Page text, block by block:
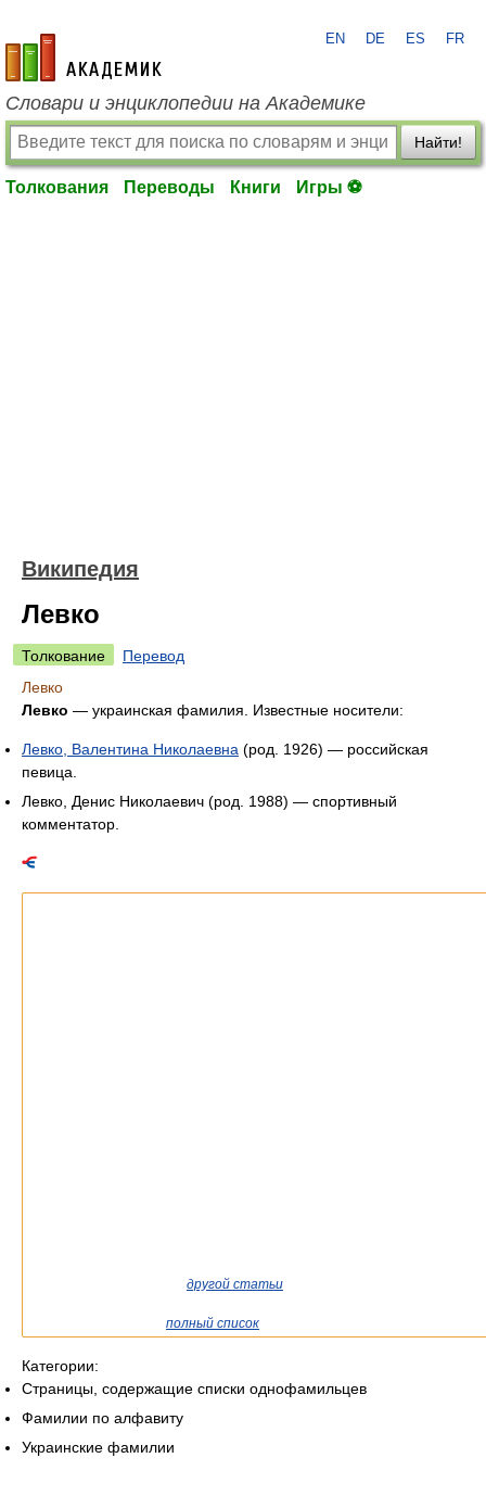
academic.ru
EN DE ES FR
Словари и энциклопедии на Академике
Найти!
Толкования Переводы Книги Игры ⚽
Википедия
Левко
Толкование
Перевод
Левко
Левко — украинская фамилия. Известные носители:
Левко, Валентина Николаевна (род. 1926) — российская
певица.
Левко, Денис Николаевич (род. 1988) — спортивный
комментатор.
другой статьи
полный список
Категории:
Страницы, содержащие списки однофамильцев
Фамилии по алфавиту
Украинские фамилии